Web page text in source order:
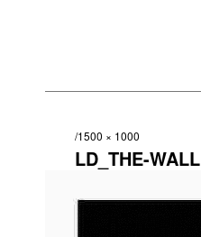
1500 × 1000
LD_THE-WALL